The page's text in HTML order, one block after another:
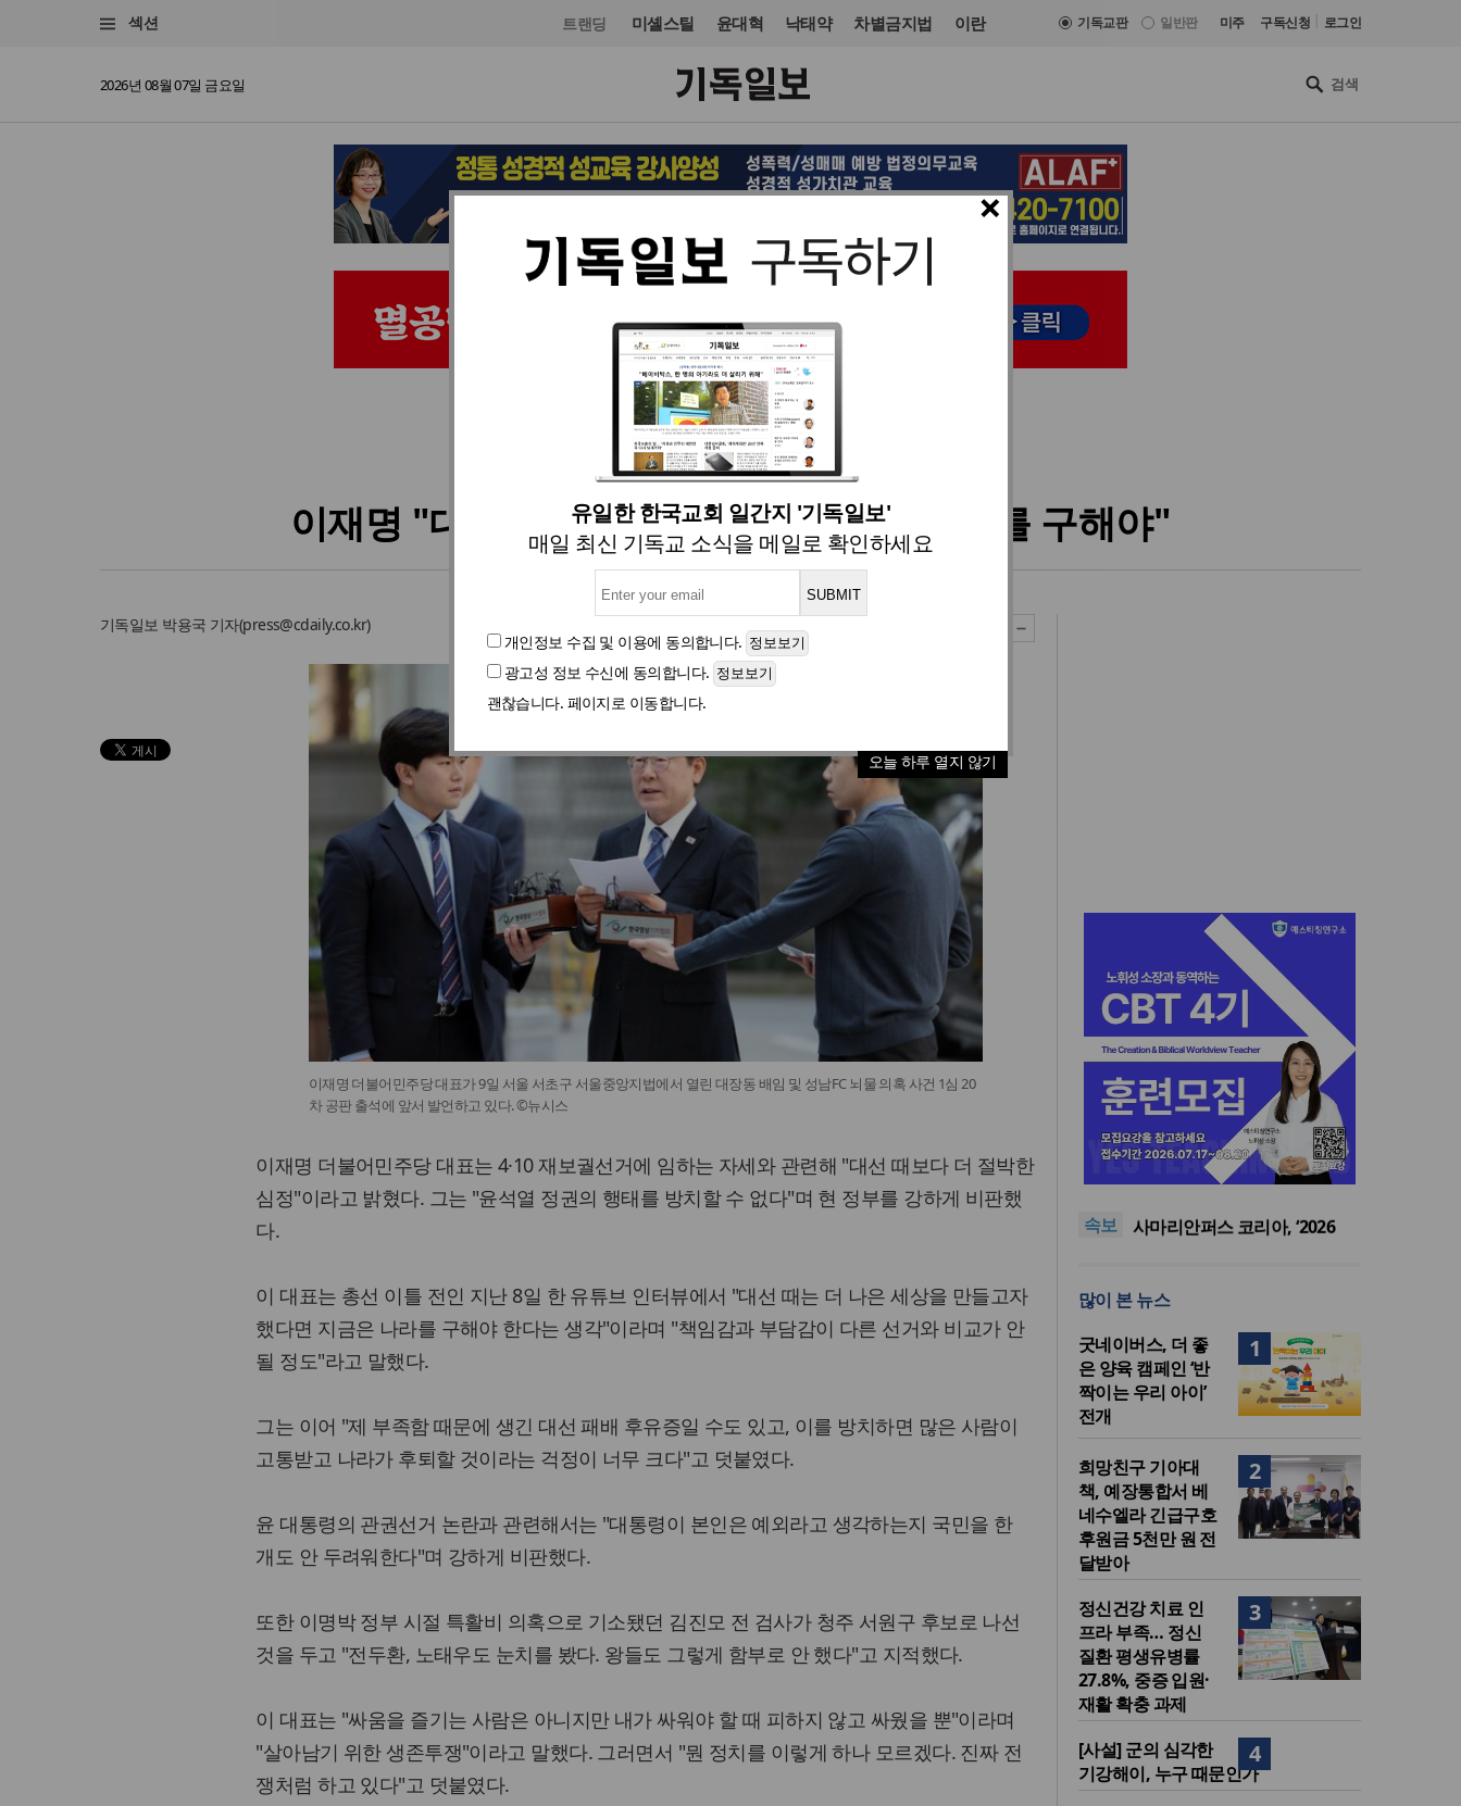
섹션 트랜딩 미셸스틸 윤대혁 낙태약 차별금지법 이란 기독교판 일반판 미주 구독신청 로그인
2026년 08월 07일 금요일
×
유일한 한국교회 일간지 '기독일보'
매일 최신 기독교 소식을 메일로 확인하세요
개인정보 수집 및 이용에 동의합니다.
광고성 정보 수신에 동의합니다.
괜찮습니다. 페이지로 이동합니다.
오늘 하루 열지 않기
정치 입력 2024. 04. 09 10:36
이재명 "대선 때보다 더 절박한 심정… 나라를 구해야"
기독일보 박용국 기자(press@cdaily.co.kr)
이재명 더불어민주당 대표가 9일 서울 서초구 서울중앙지법에서 열린 대장동 배임 및 성남FC 뇌물 의혹 사건 1심 20
차 공판 출석에 앞서 발언하고 있다. ©뉴시스
이재명 더불어민주당 대표는 4·10 재보궐선거에 임하는 자세와 관련해 "대선 때보다 더 절박한
심정"이라고 밝혔다. 그는 "윤석열 정권의 행태를 방치할 수 없다"며 현 정부를 강하게 비판했
다.
이 대표는 총선 이틀 전인 지난 8일 한 유튜브 인터뷰에서 "대선 때는 더 나은 세상을 만들고자
했다면 지금은 나라를 구해야 한다는 생각"이라며 "책임감과 부담감이 다른 선거와 비교가 안
될 정도"라고 말했다.
그는 이어 "제 부족함 때문에 생긴 대선 패배 후유증일 수도 있고, 이를 방치하면 많은 사람이
고통받고 나라가 후퇴할 것이라는 걱정이 너무 크다"고 덧붙였다.
윤 대통령의 관권선거 논란과 관련해서는 "대통령이 본인은 예외라고 생각하는지 국민을 한
개도 안 두려워한다"며 강하게 비판했다.
또한 이명박 정부 시절 특활비 의혹으로 기소됐던 김진모 전 검사가 청주 서원구 후보로 나선
것을 두고 "전두환, 노태우도 눈치를 봤다. 왕들도 그렇게 함부로 안 했다"고 지적했다.
이 대표는 "싸움을 즐기는 사람은 아니지만 내가 싸워야 할 때 피하지 않고 싸웠을 뿐"이라며
"살아남기 위한 생존투쟁"이라고 말했다. 그러면서 "뭔 정치를 이렇게 하나 모르겠다. 진짜 전
쟁처럼 하고 있다"고 덧붙였다.
속보
[최원호 목사의 영혼의 양식 60]
여호와의 영광이 충만하더라
“미래 선교, 분쟁·빈곤 지역 출
지법 시행… 기독교계 강력 반
사마리안퍼스 코리아, ‘2026
까?
여호와의 영광이 충만하더라
“미래 선교, 분쟁·빈곤 지역 출
많이 본 뉴스
1
굿네이버스, 더 좋
은 양육 캠페인 ‘반
짝이는 우리 아이’
전개
2
희망친구 기아대
책, 예장통합서 베
네수엘라 긴급구호
후원금 5천만 원 전
달받아
3
정신건강 치료 인
프라 부족… 정신
질환 평생유병률
27.8%, 중증 입원·
재활 확충 과제
4
[사설] 군의 심각한
기강해이, 누구 때문인가